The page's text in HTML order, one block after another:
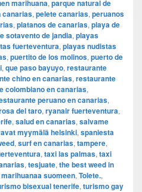
marihuana, parque natural de
canarias, pelete canarias, peruanos
, platanos de canarias, playa de
sotavento de jandia, playas
fuerteventura, playas nudistas
, puertito de los molinos, puerto de
, que paso bayuyo, restaurante
chino en canarias, restaurante
colombiano en canarias,
peruano en canarias,
del taro, ryanair fuerteventura,
, salud en canarias, salvame
myymälä helsinki, spaniesta
, surf en canarias, tampere,
, taxi las palmas, taxi
, tesjuate, the best weed in
suomeen, Tolete.,
bisexual tenerife, turismo gay